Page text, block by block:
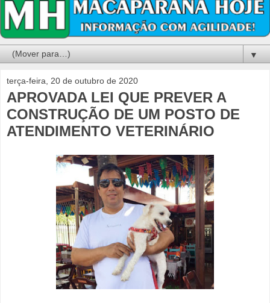
▼
terça-feira, 20 de outubro de 2020
APROVADA LEI QUE PREVER A
CONSTRUÇÃO DE UM POSTO DE
ATENDIMENTO VETERINÁRIO